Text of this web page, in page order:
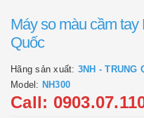
Máy so màu cầm
Quốc
Hãng sản xuất: 3NH - TRUNG
Model: NH300
Call: